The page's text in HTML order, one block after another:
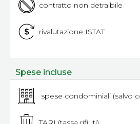
contratto non detraibile
rivalutazione ISTAT
Spese incluse
spese condominiali (salvo